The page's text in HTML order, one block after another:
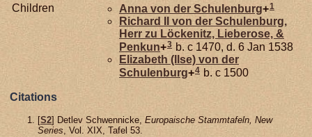
Children
Anna von der Schulenburg+1
Richard II von der Schulenburg,
Herr zu Löckenitz, Lieberose, &
Penkun+3 b. c 1470, d. 6 Jan 1538
Elizabeth (Ilse) von der
Schulenburg+4 b. c 1500
Citations
[S2] Detlev Schwennicke, Europaische Stammtafeln, New
Series, Vol. XIX, Tafel 53.